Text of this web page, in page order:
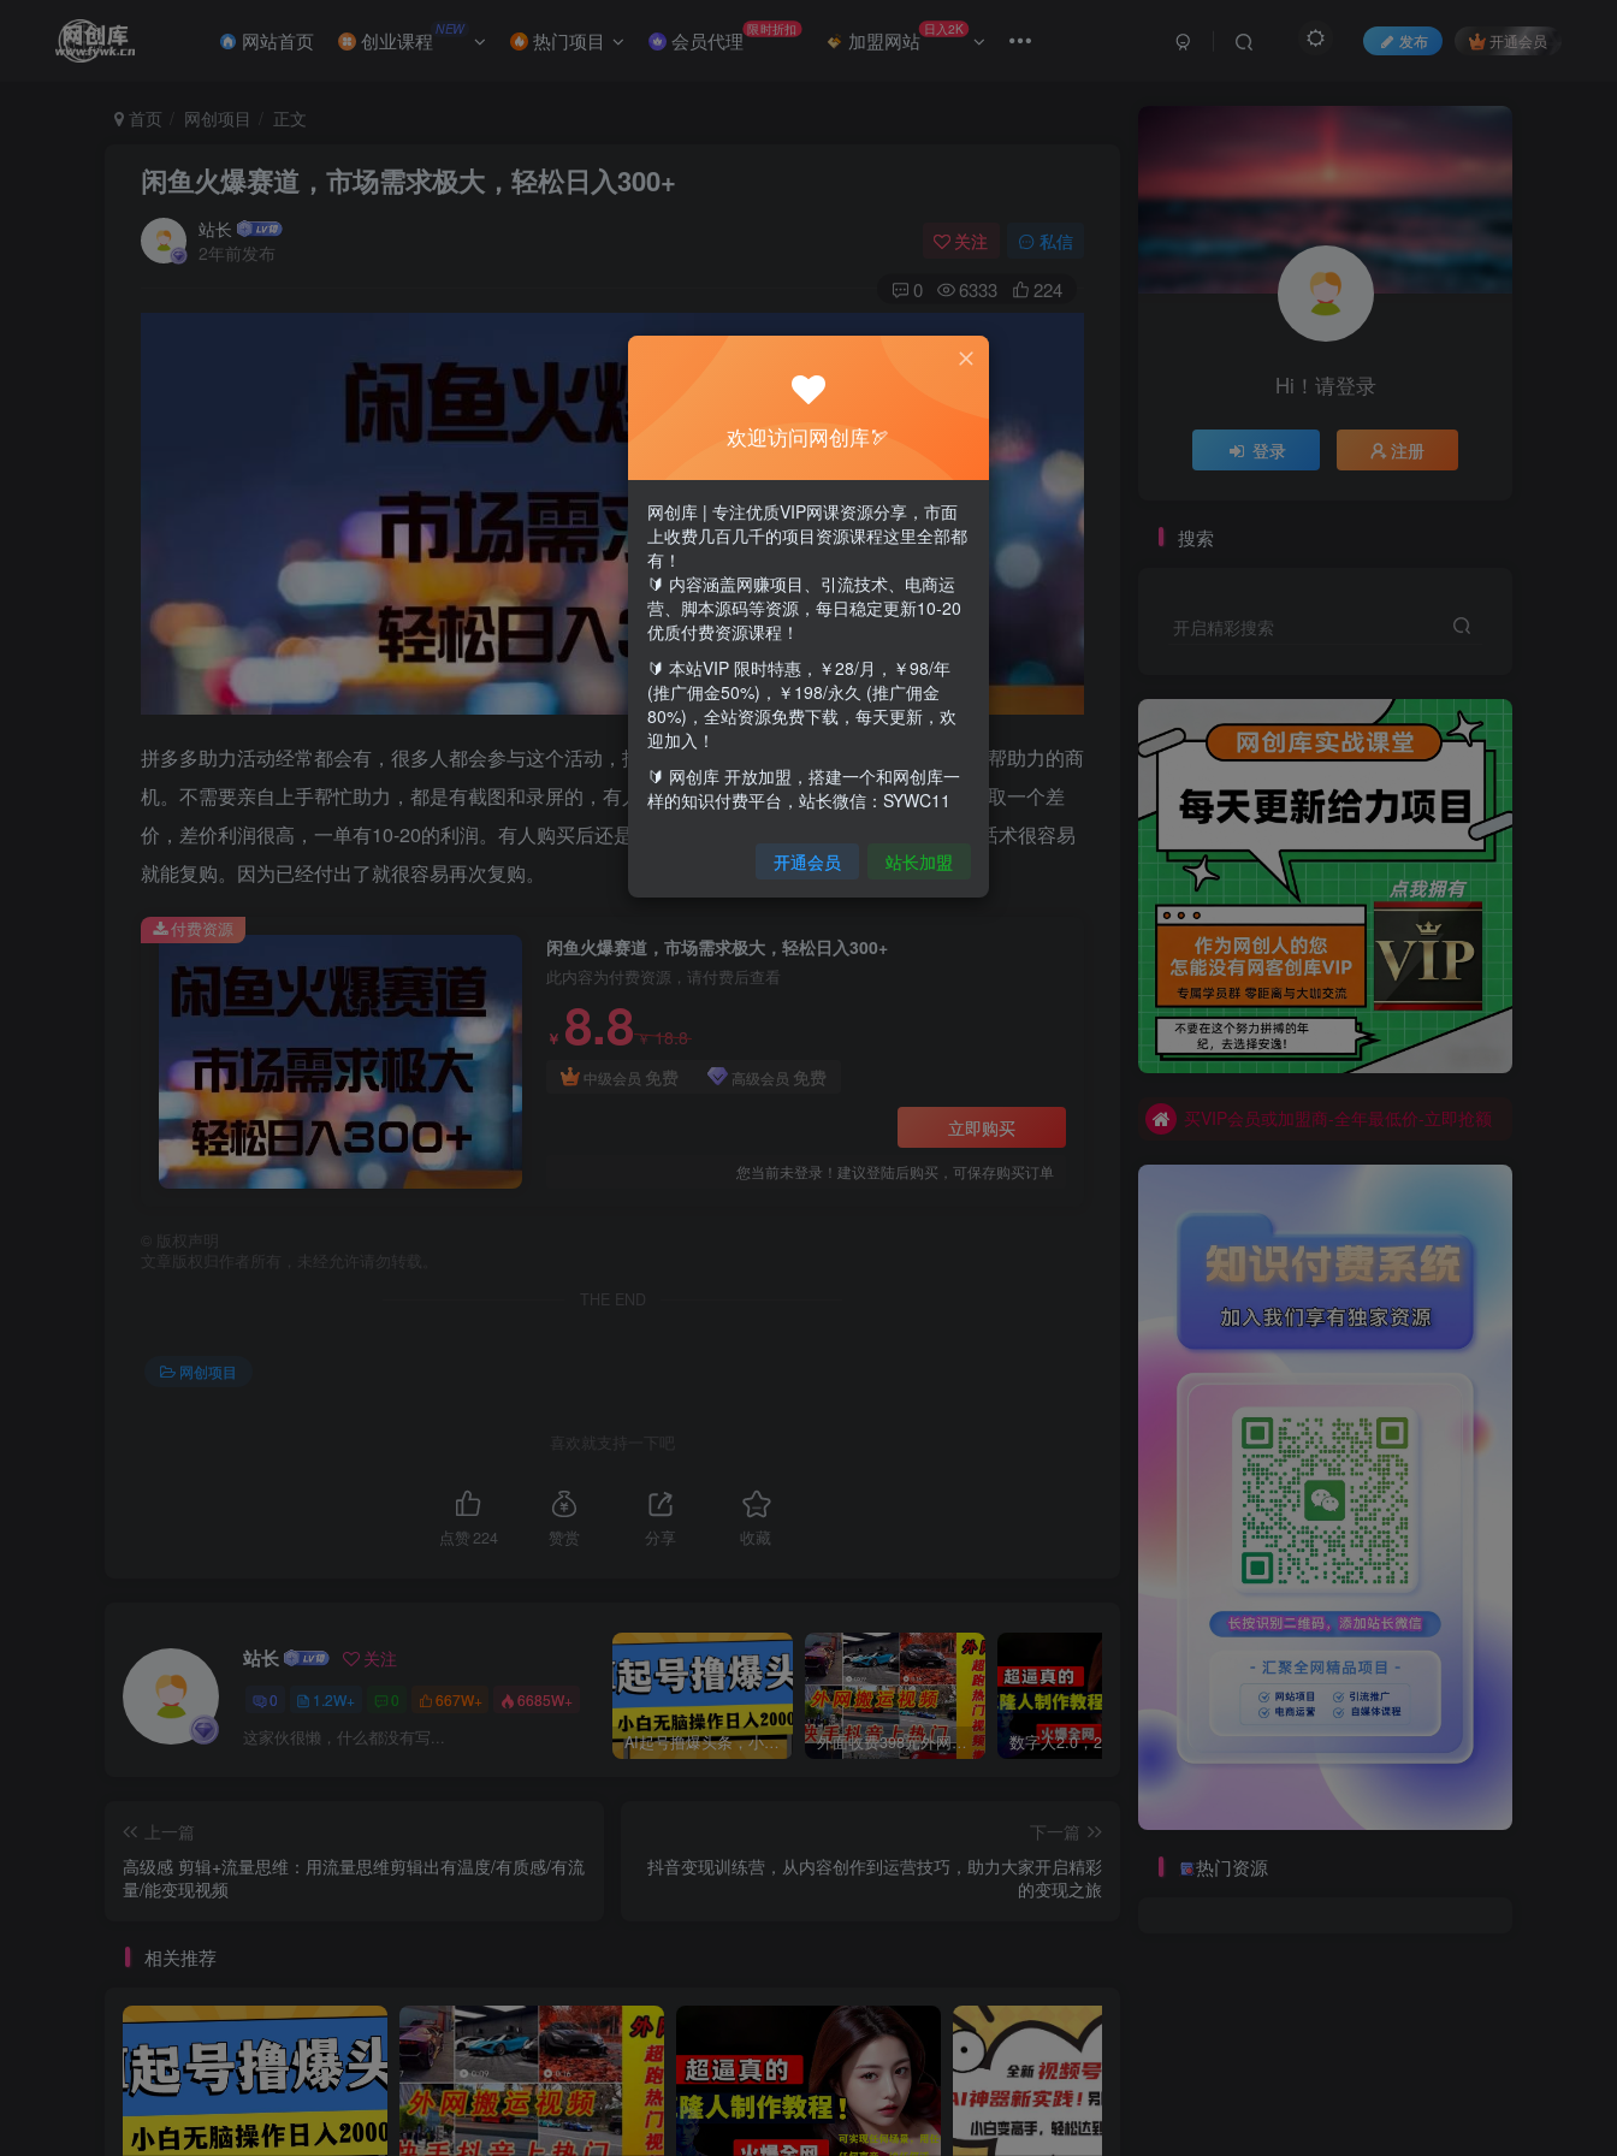
网站首页 创业课程 NEW 热门项目 会员代理 限时折扣 加盟网站 日入2K
发布 开通会员
首页 网创项目 正文
闲鱼火爆赛道，市场需求极大，轻松日入300+
站长
2年前发布
关注 私信
0 6333 224
拼多多助力活动经常都会有，很多人都会参与这个活动，找了一圈的朋友总是差一点。这就会衍生出帮助力的商
机。不需要亲自上手帮忙助力，都是有截图和录屏的，有人下单后只需要到另外的网站下单就可以赚取一个差
价，差价利润很高，一单有10-20的利润。有人购买后还是没有成功就可以引导复购，根据相印回复话术很容易
就能复购。因为已经付出了就很容易再次复购。
闲鱼火爆赛道，市场需求极大，轻松日入300+
此内容为付费资源，请付费后查看
￥ 8.8￥18.8
中级会员 免费 高级会员 免费
立即购买
您当前未登录！建议登陆后购买，可保存购买订单
付费资源
版权声明
文章版权归作者所有，未经允许请勿转载。
THE END
网创项目
喜欢就支持一下吧
点赞224 赞赏 分享 收藏
站长 关注
0 1.2W+ 0 667W+ 6685W+
这家伙很懒，什么都没有写... AI起号撸爆头条，小白也能操作，日入2000+ 外面收费398元外网超跑豪车汽车视频搬运至快手抖音上热门项目 视频号赛道2.0：AI神器新实践！另辟蹊径！五分钟一条作品，小白变高手…
上一篇
高级感 剪辑+流量思维：用流量思维剪辑出有温度/有质感/有流
量/能变现视频
下一篇
抖音变现训练营，从内容创作到运营技巧，助力大家开启精彩
的变现之旅
相关推荐
Hi！请登录
登录 注册
搜索
开启精彩搜索
买VIP会员或加盟商-全年最低价-立即抢额
网创库-限时优惠 别错过!
买VIP会员或加盟商-全年最低价-立即抢额
热门资源
欢迎访问网创库🏹
网创库 | 专注优质VIP网课资源分享，市面
上收费几百几千的项目资源课程这里全部都
有！
🔰 内容涵盖网赚项目、引流技术、电商运
营、脚本源码等资源，每日稳定更新10-20
优质付费资源课程！
🔰 本站VIP 限时特惠，￥28/月，￥98/年
(推广佣金50%)，￥198/永久 (推广佣金
80%)，全站资源免费下载，每天更新，欢
迎加入！
🔰 网创库 开放加盟，搭建一个和网创库一
样的知识付费平台，站长微信：SYWC11
开通会员 站长加盟